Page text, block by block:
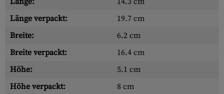
Länge verpackt:
19.7 cm
Breite:
6.2 cm
Breite verpackt:
16.4 cm
Höhe:
5.1 cm
Höhe verpackt:
8 cm